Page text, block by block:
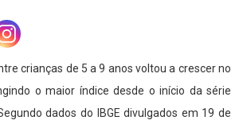
crianças de 5 a 9 anos voltou a crescer no
o maior índice desde o início da série
dados do IBGE divulgados em 19 de